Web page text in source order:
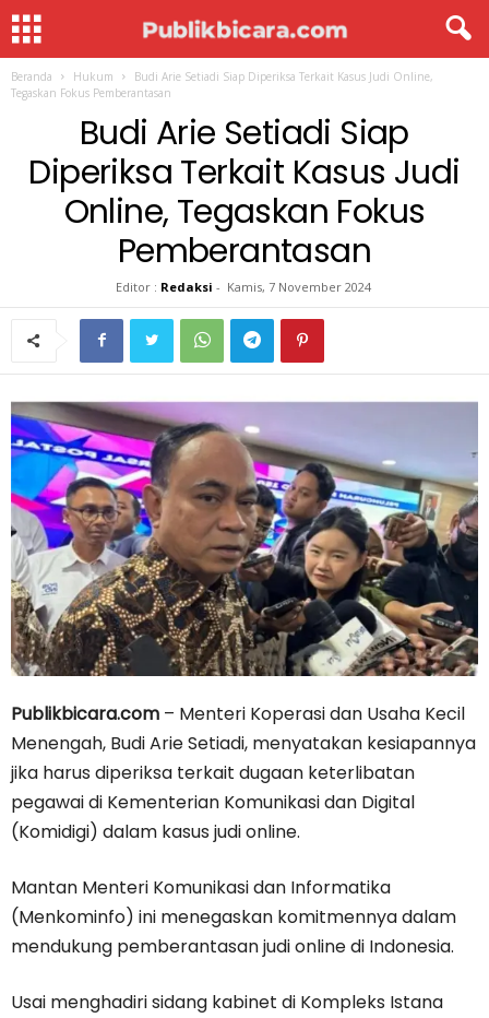
Beranda Hukum
Budi Arie Setiadi Siap Diperiksa Terkait Kasus Judi Online,
Tegaskan Fokus Pemberantasan
Budi Arie Setiadi Siap
Diperiksa Terkait Kasus Judi
Online, Tegaskan Fokus
Pemberantasan
Editor : Redaksi - Kamis, 7 November 2024
Publikbicara.com – Menteri Koperasi dan Usaha Kecil
Menengah, Budi Arie Setiadi, menyatakan kesiapannya
jika harus diperiksa terkait dugaan keterlibatan
pegawai di Kementerian Komunikasi dan Digital
(Komidigi) dalam kasus judi online.
Mantan Menteri Komunikasi dan Informatika
(Menkominfo) ini menegaskan komitmennya dalam
mendukung pemberantasan judi online di Indonesia.
Usai menghadiri sidang kabinet di Kompleks Istana